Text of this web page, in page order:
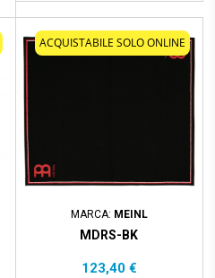
ACQUISTABILE SOLO ONLINE
MARCA: MEINL
MDRS-BK
Prezzo
123,40 €